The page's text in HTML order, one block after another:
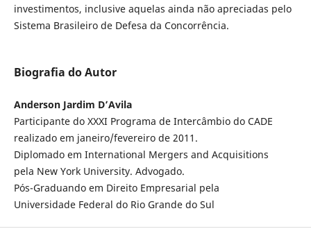
investimentos, inclusive aquelas ainda não apreciadas pelo
Sistema Brasileiro de Defesa da Concorrência.
Biografia do Autor
Anderson Jardim D’Avila
Participante do XXXI Programa de Intercâmbio do CADE
realizado em janeiro/fevereiro de 2011.
Diplomado em International Mergers and Acquisitions
pela New York University. Advogado.
Pós-Graduando em Direito Empresarial pela
Universidade Federal do Rio Grande do Sul